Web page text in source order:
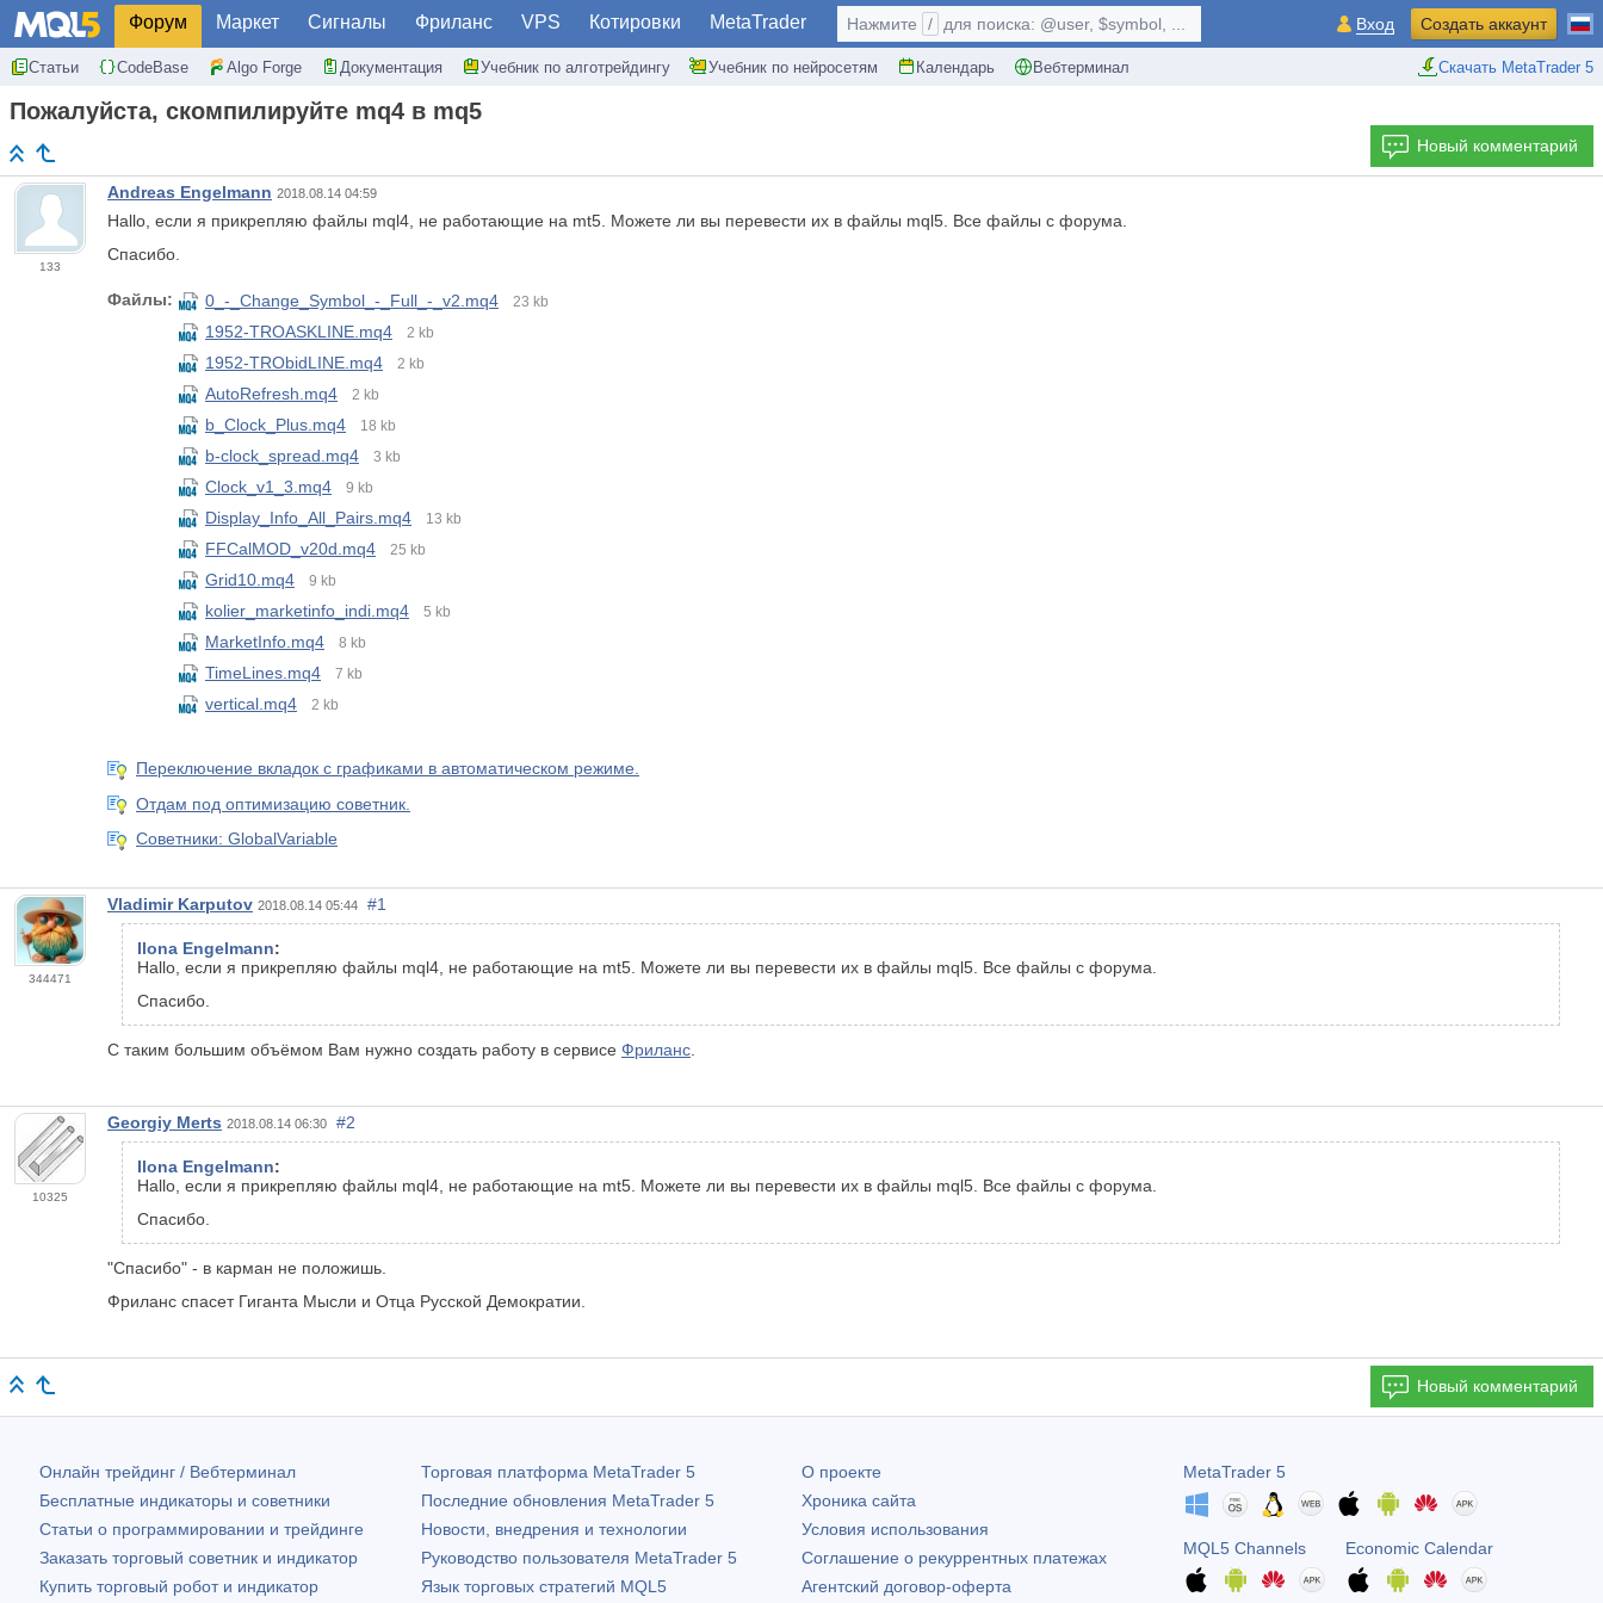
Форум Маркет Сигналы Фриланс VPS Котировки MetaTrader
Статьи CodeBase Algo Forge Документация Учебник по алготрейдингу Учебник по нейросетям Календарь Вебтерминал Скачать MetaTrader 5
Нажмите / для поиска: @user, $symbol, ... Вход Создать аккаунт
Пожалуйста, скомпилируйте mq4 в mq5
Новый комментарий
133
Andreas Engelmann 2018.08.14 04:59
Hallo, если я прикрепляю файлы mql4, не работающие на mt5. Можете ли вы перевести их в файлы mql5. Все файлы с форума.
Спасибо.
Файлы: 0_-_Change_Symbol_-_Full_-_v2.mq4 23 kb
1952-TROASKLINE.mq4 2 kb
1952-TRObidLINE.mq4 2 kb
AutoRefresh.mq4 2 kb
b_Clock_Plus.mq4 18 kb
b-clock_spread.mq4 3 kb
Clock_v1_3.mq4 9 kb
Display_Info_All_Pairs.mq4 13 kb
FFCalMOD_v20d.mq4 25 kb
Grid10.mq4 9 kb
kolier_marketinfo_indi.mq4 5 kb
MarketInfo.mq4 8 kb
TimeLines.mq4 7 kb
vertical.mq4 2 kb
Переключение вкладок с графиками в автоматическом режиме.
Отдам под оптимизацию советник.
Советники: GlobalVariable
344471
Vladimir Karputov 2018.08.14 05:44 #1
Ilona Engelmann:
Hallo, если я прикрепляю файлы mql4, не работающие на mt5. Можете ли вы перевести их в файлы mql5. Все файлы с форума.
Спасибо.
С таким большим объёмом Вам нужно создать работу в сервисе Фриланс
10325
Georgiy Merts 2018.08.14 06:30 #2
Ilona Engelmann:
Hallo, если я прикрепляю файлы mql4, не работающие на mt5. Можете ли вы перевести их в файлы mql5. Все файлы с форума.
Спасибо.
"Спасибо" - в карман не положишь.
Фриланс спасет Гиганта Мысли и Отца Русской Демократии.
Новый комментарий
Онлайн трейдинг / Вебтерминал
Бесплатные индикаторы и советники
Статьи о программировании и трейдинге
Заказать торговый советник и индикатор
Купить торговый робот и индикатор
Торговая платформа MetaTrader 5
Последние обновления MetaTrader 5
Новости, внедрения и технологии
Руководство пользователя MetaTrader 5
Язык торговых стратегий MQL5
О проекте
Хроника сайта
Условия использования
Соглашение о рекуррентных платежах
Агентский договор-оферта
MetaTrader 5
MQL5 Channels Economic Calendar